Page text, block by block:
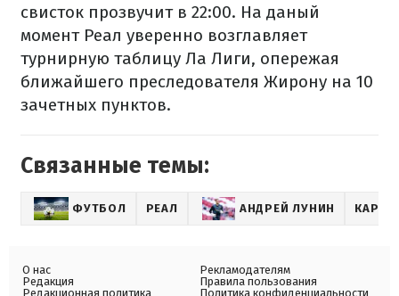
свисток прозвучит в 22:00. На даный
момент Реал уверенно возглавляет
турнирную таблицу Ла Лиги, опережая
ближайшего преследователя Жирону на 10
зачетных пунктов.
Связанные темы:
ФУТБОЛ РЕАЛ АНДРЕЙ ЛУНИН
О нас
Редакция
Редакционная политика
Рекламодателям
Правила пользования
Политика конфиденциальности